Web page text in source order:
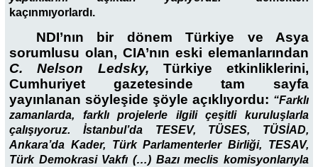
kaçınmıyorlardı.
NDI’nın bir dönem Türkiye ve Asya
sorumlusu olan, CIA’nın eski elemanlarından
C. Nelson Ledsky, Türkiye etkinliklerini,
Cumhuriyet gazetesinde tam sayfa
yayınlanan söyleşide şöyle açıklıyordu: “Farklı
zamanlarda, farklı projelerle ilgili çeşitli kuruluşlarla
çalışıyoruz. İstanbul’da TESEV, TÜSES, TÜSİAD,
Ankara’da Kader, Türk Parlamenterler Birliği, TESAV,
Türk Demokrasi Vakfı (…) Bazı meclis komisyonlarıyla